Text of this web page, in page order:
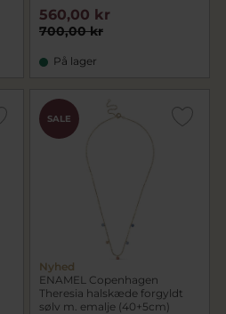
700,00 kr
560,00 kr
På lager
SALE
Nyhed
ENAMEL Copenhagen
Theresia halskæde forgyldt
sølv m. emalje (40+5cm)